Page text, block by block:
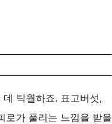
탁월하죠. 표고버섯,
로가 풀리는 느낌을 받을